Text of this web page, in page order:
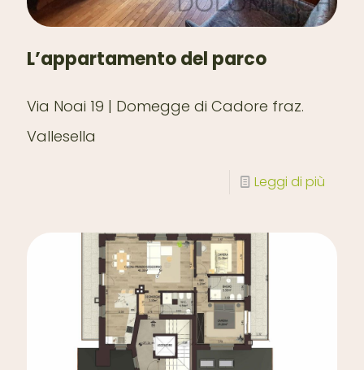
L’appartamento del parco
Via Noai 19 | Domegge di Cadore fraz.
Vallesella
Leggi di più